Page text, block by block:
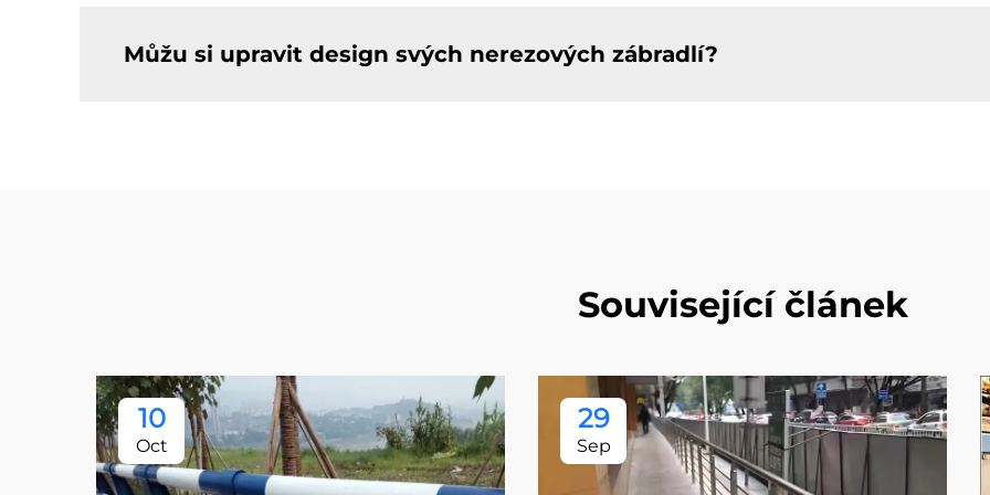
Můžu si upravit design svých nerezových zábradlí?
Související článek
10
Oct
29
Sep